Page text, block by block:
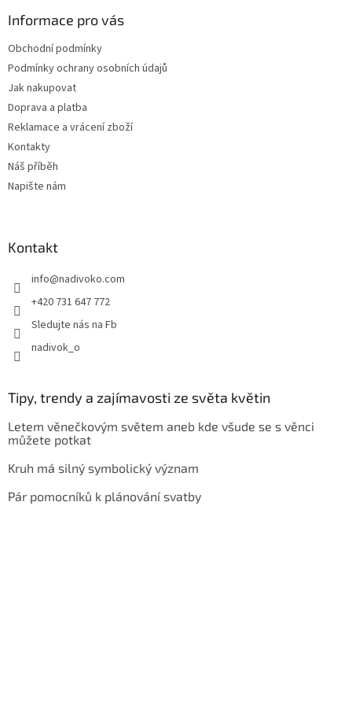
Informace pro vás
Obchodní podmínky
Podmínky ochrany osobních údajů
Jak nakupovat
Doprava a platba
Reklamace a vrácení zboží
Kontakty
Náš příběh
Napište nám
Kontakt
info@nadivoko.com
+420 731 647 772
Sledujte nás na Fb
nadivok_o
Tipy, trendy a zajímavosti ze světa květin
Letem věnečkovým světem aneb kde všude se s věnci
můžete potkat
Kruh má silný symbolický význam
Pár pomocníků k plánování svatby